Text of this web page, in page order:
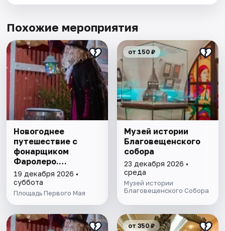
Похожие мероприятия
Новогоднее
путешествие с
фонарщиком
Фаролеро.
Спектакль-
променад
19 декабря 2026 •
суббота
Площадь Первого Мая
от 150 ₽
Музей истории
Благовещенского
собора
23 декабря 2026 •
среда
Музей истории
Благовещенского Собора
от 350 ₽